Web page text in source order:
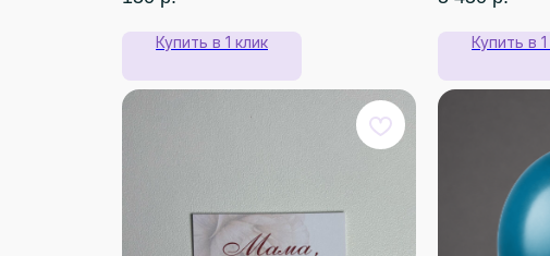
Купить в 1 клик Купить в 1